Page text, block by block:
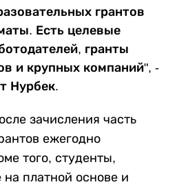
грантов
Есть целевые
гранты
и крупных компаний", -
Нурбек.
зачисления часть
ежегодно
того, студенты,
платной основе и